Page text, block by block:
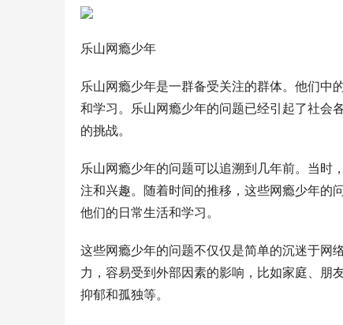
乐山网瘾少年
乐山网瘾少年是一群备受关注的群体。他们中
和学习。乐山网瘾少年的问题已经引起了社会
的挑战。
乐山网瘾少年的问题可以追溯到几年前。当时
注和兴趣。随着时间的推移，这些网瘾少年的
他们的日常生活和学习。
这些网瘾少年的问题不仅仅是简单的沉迷于网
力，容易受到外部因素的影响，比如家庭、朋
抑郁和孤独等。